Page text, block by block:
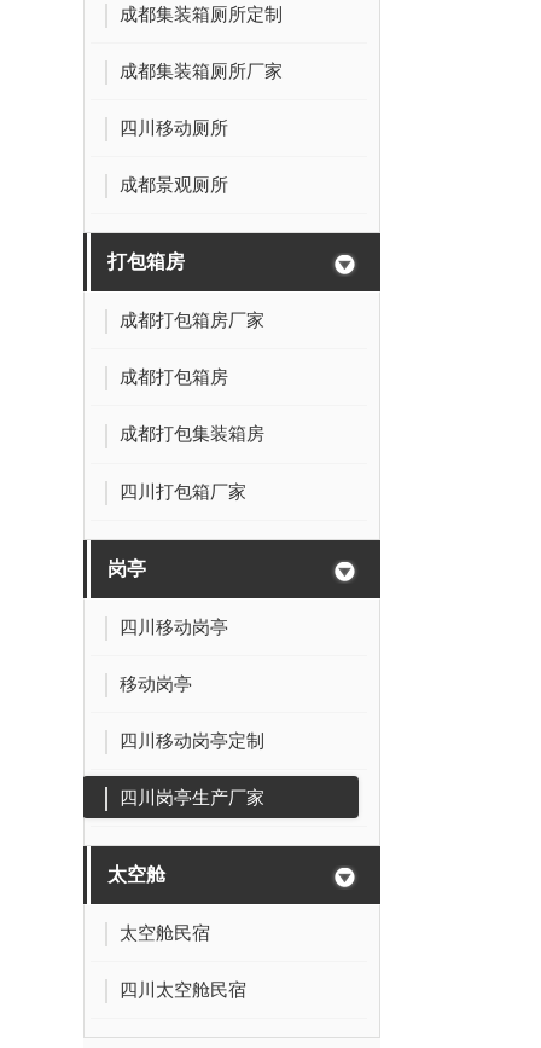
成都集装箱厕所定制
成都集装箱厕所厂家
四川移动厕所
成都景观厕所
打包箱房
成都打包箱房厂家
成都打包箱房
成都打包集装箱房
四川打包箱厂家
岗亭
四川移动岗亭
移动岗亭
四川移动岗亭定制
四川岗亭生产厂家
太空舱
太空舱民宿
四川太空舱民宿